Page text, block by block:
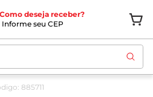
Como deseja receber?
Informe seu CEP
12/08
: 885711